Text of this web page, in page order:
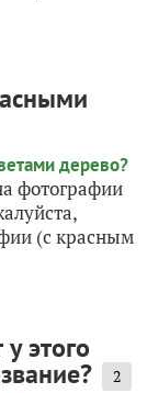
фотографии
(с красным
этого
2